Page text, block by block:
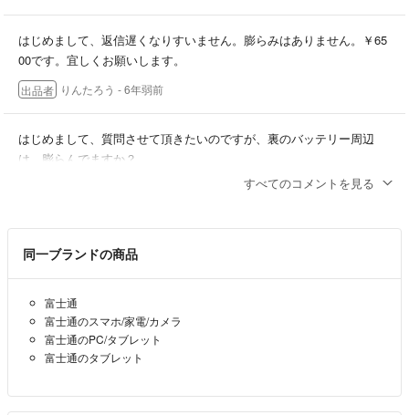
はじめまして、返信遅くなりすいません。膨らみはありません。￥65
00です。宜しくお願いします。
出品者 りんたろう - 6年弱前
はじめまして、質問させて頂きたいのですが、裏のバッテリー周辺
は、膨らんでますか？
すべてのコメントを見る
同一ブランドの商品
富士通
富士通のスマホ/家電/カメラ
富士通のPC/タブレット
富士通のタブレット